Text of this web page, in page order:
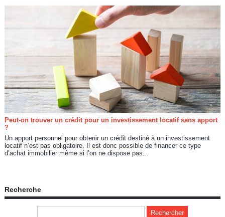
Peut-on trouver un crédit pour un investissement locatif sans apport
?
Un apport personnel pour obtenir un crédit destiné à un investissement
locatif n’est pas obligatoire. Il est donc possible de financer ce type
d’achat immobilier même si l’on ne dispose pas...
Recherche